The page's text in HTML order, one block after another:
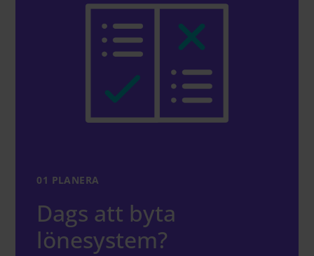
01 PLANERA
Dags att byta
lönesystem?